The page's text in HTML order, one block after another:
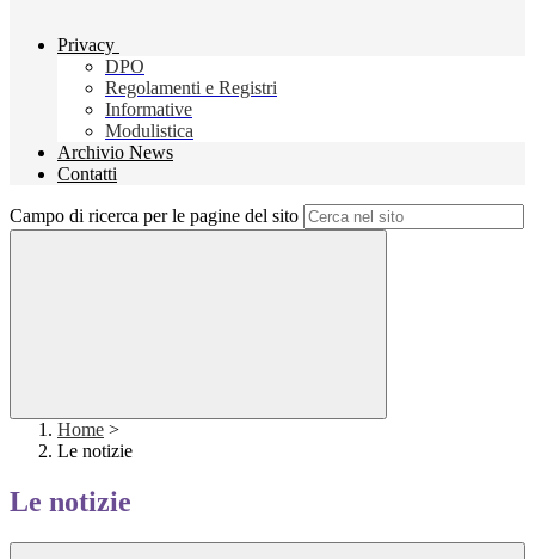
Privacy
DPO
Regolamenti e Registri
Informative
Modulistica
Archivio News
Contatti
Campo di ricerca per le pagine del sito
Home >
Le notizie
Le notizie